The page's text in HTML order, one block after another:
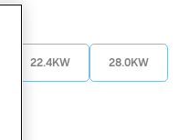
22.4KW 28.0KW